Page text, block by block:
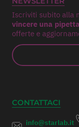
Iscriviti subito alla
vincere una
offerte e
CONTATTACI
info@starlab.it